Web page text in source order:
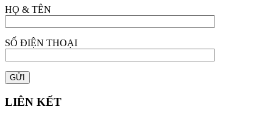
HỌ & TÊN
SỐ ĐIỆN THOẠI
LIÊN KẾT